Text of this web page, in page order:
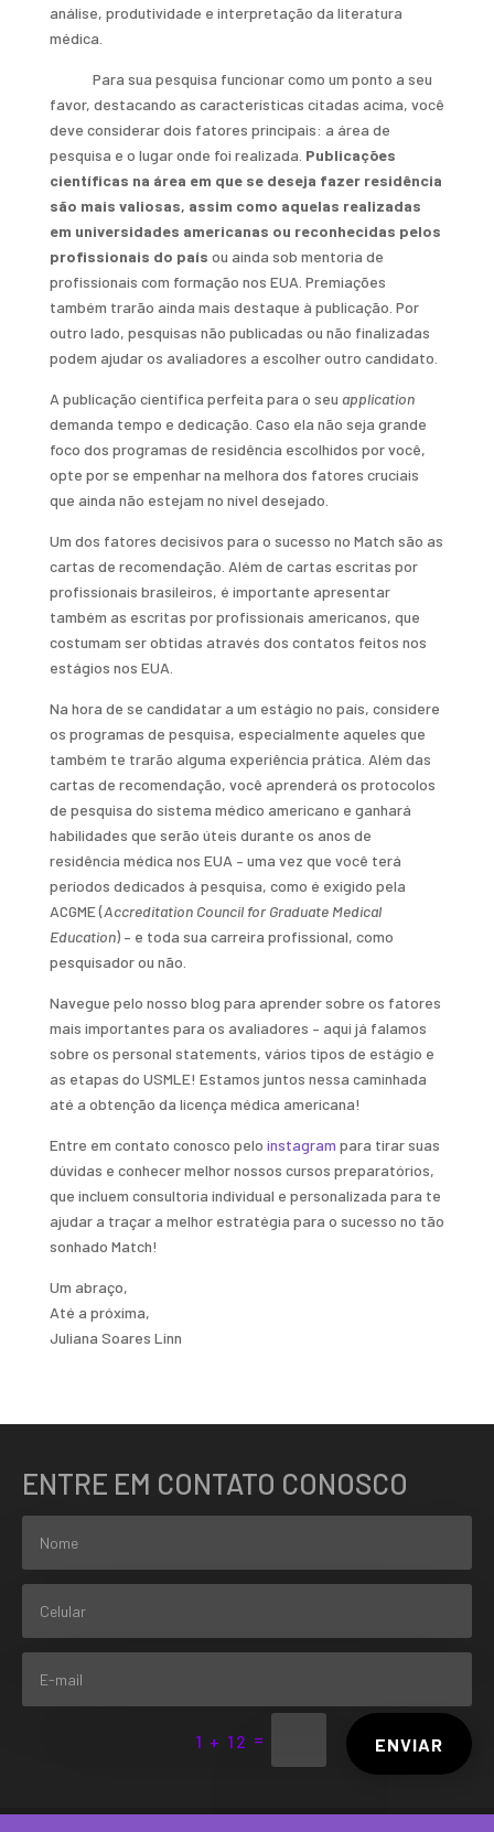
análise, produtividade e interpretação da literatura
médica.
Para sua pesquisa funcionar como um ponto a seu
favor, destacando as características citadas acima, você
deve considerar dois fatores principais: a área de
pesquisa e o lugar onde foi realizada. Publicações
científicas na área em que se deseja fazer residência
são mais valiosas, assim como aquelas realizadas
em universidades americanas ou reconhecidas pelos
profissionais do país ou ainda sob mentoria de
profissionais com formação nos EUA. Premiações
também trarão ainda mais destaque à publicação. Por
outro lado, pesquisas não publicadas ou não finalizadas
podem ajudar os avaliadores a escolher outro candidato.
A publicação científica perfeita para o seu application
demanda tempo e dedicação. Caso ela não seja grande
foco dos programas de residência escolhidos por você,
opte por se empenhar na melhora dos fatores cruciais
que ainda não estejam no nível desejado.
Um dos fatores decisivos para o sucesso no Match são as
cartas de recomendação. Além de cartas escritas por
profissionais brasileiros, é importante apresentar
também as escritas por profissionais americanos, que
costumam ser obtidas através dos contatos feitos nos
estágios nos EUA.
Na hora de se candidatar a um estágio no país, considere
os programas de pesquisa, especialmente aqueles que
também te trarão alguma experiência prática. Além das
cartas de recomendação, você aprenderá os protocolos
de pesquisa do sistema médico americano e ganhará
habilidades que serão úteis durante os anos de
residência médica nos EUA – uma vez que você terá
períodos dedicados à pesquisa, como é exigido pela
ACGME (Accreditation Council for Graduate Medical
Education) – e toda sua carreira profissional, como
pesquisador ou não.
Navegue pelo nosso blog para aprender sobre os fatores
mais importantes para os avaliadores – aqui já falamos
sobre os personal statements, vários tipos de estágio e
as etapas do USMLE! Estamos juntos nessa caminhada
até a obtenção da licença médica americana!
Entre em contato conosco pelo instagram para tirar suas
dúvidas e conhecer melhor nossos cursos preparatórios,
que incluem consultoria individual e personalizada para te
ajudar a traçar a melhor estratégia para o sucesso no tão
sonhado Match!
Um abraço,
Até a próxima,
Juliana Soares Linn
ENTRE EM CONTATO CONOSCO
1 + 12 = ENVIAR